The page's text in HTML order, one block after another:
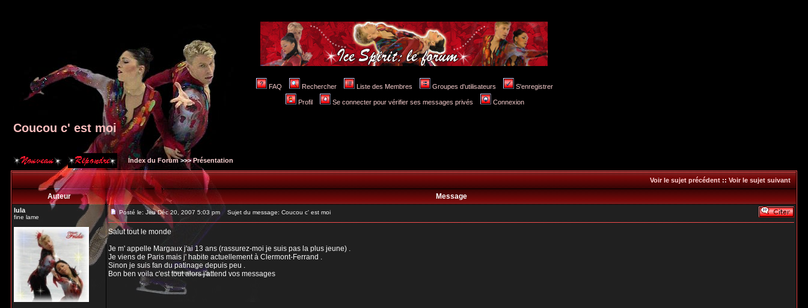
FAQ Rechercher Liste des Membres Groupes d'utilisateurs S'enregistrer
Profil Se connecter pour vérifier ses messages privés Connexion
Coucou c' est moi
Index du Forum>>>Présentation
Voir le sujet précédent::Voir le sujet suivant
Auteur Message
lula
fine lame
Posté le: Jeu Déc 20, 2007 5:03 pm Sujet du message: Coucou c' est moi
Salut tout le monde
Je m' appelle Margaux j'ai 13 ans (rassurez-moi je suis pas la plus jeune) .
Je viens de Paris mais j' habite actuellement à Clermont-Ferrand .
Sinon je suis fan du patinage depuis peu .
Bon ben voila c'est tout alors j'attend vos messages